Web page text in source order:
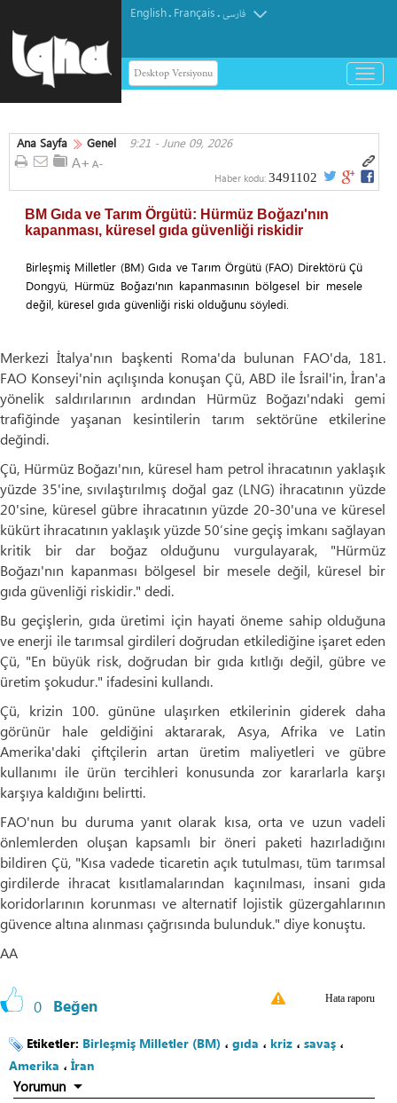
English. Français.فارسی
Desktop Versiyonu
باز
و
کردن
Ana Sayfa Genel 9:21 - June 09, 2026
Haber kodu: 3491102
BM Gıda ve Tarım Örgütü: Hürmüz Boğazı'nın
kapanması, küresel gıda güvenliği riskidir
Birleşmiş Milletler (BM) Gıda ve Tarım Örgütü (FAO) Direktörü Çü
Dongyü, Hürmüz Boğazı'nın kapanmasının bölgesel bir mesele
değil, küresel gıda güvenliği riski olduğunu söyledi.
Merkezi İtalya'nın başkenti Roma'da bulunan FAO'da, 181.
FAO Konseyi'nin açılışında konuşan Çü, ABD ile İsrail'in, İran'a
yönelik saldırılarının ardından Hürmüz Boğazı'ndaki gemi
trafiğinde yaşanan kesintilerin tarım sektörüne etkilerine
değindi.
Çü, Hürmüz Boğazı'nın, küresel ham petrol ihracatının yaklaşık
yüzde 35'ine, sıvılaştırılmış doğal gaz (LNG) ihracatının yüzde
20'sine, küresel gübre ihracatının yüzde 20-30'una ve küresel
kükürt ihracatının yaklaşık yüzde 50’sine geçiş imkanı sağlayan
kritik bir dar boğaz olduğunu vurgulayarak, "Hürmüz
Boğazı'nın kapanması bölgesel bir mesele değil, küresel bir
gıda güvenliği riskidir." dedi.
Bu geçişlerin, gıda üretimi için hayati öneme sahip olduğuna
ve enerji ile tarımsal girdileri doğrudan etkilediğine işaret eden
Çü, "En büyük risk, doğrudan bir gıda kıtlığı değil, gübre ve
üretim şokudur." ifadesini kullandı.
Çü, krizin 100. gününe ulaşırken etkilerinin giderek daha
görünür hale geldiğini aktararak, Asya, Afrika ve Latin
Amerika'daki çiftçilerin artan üretim maliyetleri ve gübre
kullanımı ile ürün tercihleri konusunda zor kararlarla karşı
karşıya kaldığını belirtti.
FAO'nun bu duruma yanıt olarak kısa, orta ve uzun vadeli
önlemlerden oluşan kapsamlı bir öneri paketi hazırladığını
bildiren Çü, "Kısa vadede ticaretin açık tutulması, tüm tarımsal
girdilerde ihracat kısıtlamalarından kaçınılması, insani gıda
koridorlarının korunması ve alternatif lojistik güzergahlarının
güvence altına alınması çağrısında bulunduk." diye konuştu.
AA
0 Beğen Hata raporu
Etiketler: Birleşmiş Milletler (BM) ، gıda ، kriz ، savaş ،
Amerika ، İran
Yorumun